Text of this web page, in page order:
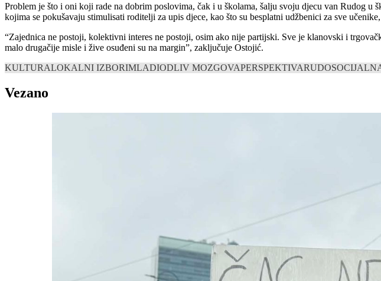
Problem je što i oni koji rade na dobrim poslovima, čak i u školama, šalju svoju djecu van Rudog u
kojima se pokušavaju stimulisati roditelji za upis djece, kao što su besplatni udžbenici za sve
“Zajednica ne postoji, kolektivni interes ne postoji, osim ako nije partijski. Sve je klanovski i
malo drugačije misle i žive osuđeni su na margin”, zaključuje Ostojić.
KULTURALOKALNI IZBORIMLADIODLIV MOZGOVAPERSPEKTIVARUDO
Vezano